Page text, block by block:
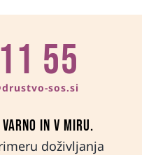
55
sos.si
in v miru.
doživljanja